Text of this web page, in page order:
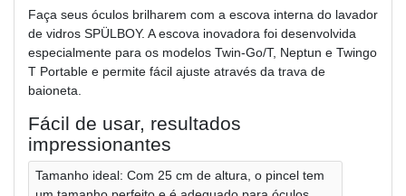
Faça seus óculos brilharem com a escova interna do lavador
de vidros SPÜLBOY. A escova inovadora foi desenvolvida
especialmente para os modelos Twin-Go/T, Neptun e Twingo
T Portable e permite fácil ajuste através da trava de
baioneta.
Fácil de usar, resultados
impressionantes
Tamanho ideal: Com 25 cm de altura, o pincel tem